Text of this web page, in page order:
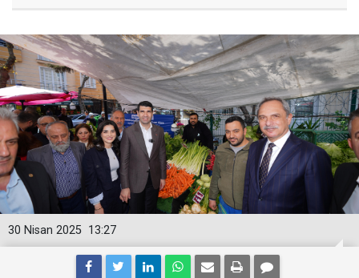
13:27
30 Nisan 2025